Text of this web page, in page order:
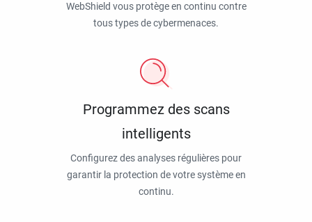
WebShield vous protège en continu contre
tous types de cybermenaces.
Programmez des scans
intelligents
Configurez des analyses régulières pour
garantir la protection de votre système en
continu.